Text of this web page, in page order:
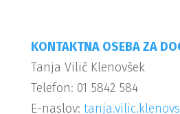
KONTAKTNA OSEBA ZA
Tanja Vilič Klenovšek
Telefon: 01 5842 584
E-naslov: